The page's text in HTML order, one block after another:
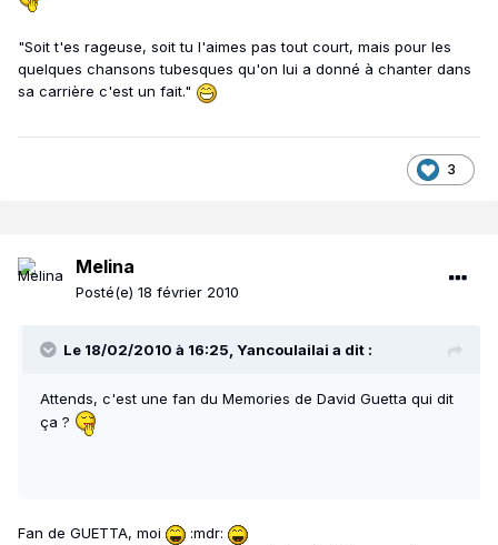
"Soit t'es rageuse, soit tu l'aimes pas tout court, mais pour les
quelques chansons tubesques qu'on lui a donné à chanter dans
sa carrière c'est un fait."
3
Melina
Posté(e) 18 février 2010
Le 18/02/2010 à 16:25, Yancoulailai a dit :
Attends, c'est une fan du Memories de David Guetta qui dit
ça ?
Fan de GUETTA, moi
:mdr: